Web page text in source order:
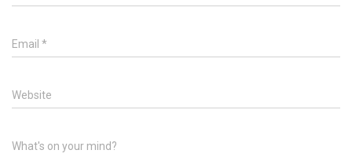
Email *
Website
What's on your mind?